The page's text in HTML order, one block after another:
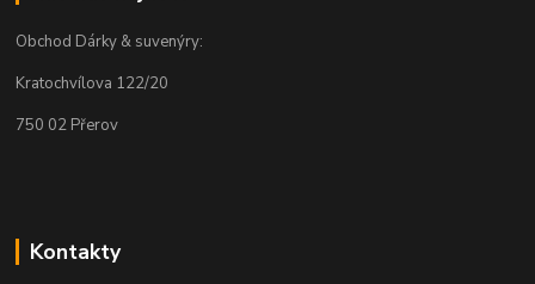
Obchod Dárky & suvenýry:
Kratochvílova 122/20
750 02 Přerov
Kontakty